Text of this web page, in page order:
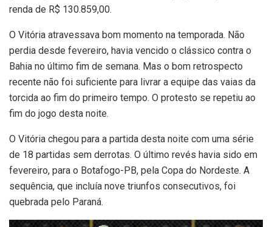
renda de R$ 130.859,00.
O Vitória atravessava bom momento na temporada. Não
perdia desde fevereiro, havia vencido o clássico contra o
Bahia no último fim de semana. Mas o bom retrospecto
recente não foi suficiente para livrar a equipe das vaias da
torcida ao fim do primeiro tempo. O protesto se repetiu ao
fim do jogo desta noite.
O Vitória chegou para a partida desta noite com uma série
de 18 partidas sem derrotas. O último revés havia sido em
fevereiro, para o Botafogo-PB, pela Copa do Nordeste. A
sequência, que incluía nove triunfos consecutivos, foi
quebrada pelo Paraná.